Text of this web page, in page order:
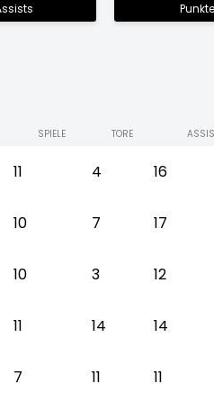
Punkte
SPIELE TORE
11 4 16
10 7 17
10 3 12
11 14 14
7 11 11